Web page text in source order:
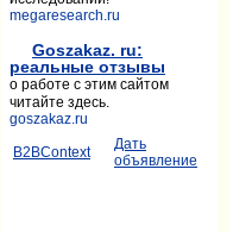
megaresearch.ru
Goszakaz. ru:
реальные отзывы
о работе с этим сайтом
читайте здесь.
goszakaz.ru
B2BContext
Дать
объявление